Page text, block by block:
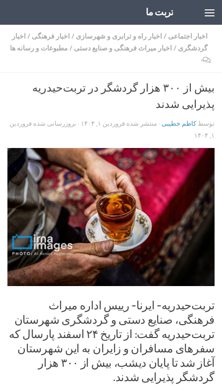
تربت ما
اخبار اجتماعی / اخبار راه و ترابری و شهرسازی / اخبار فرهنگی / اخبار
گردشگری / اخبار میراث فرهنگی و صنایع دستی / مطبوعات و رسانه ها
۰
بیش از ۳۰۰ هزار گردشگر در تربت‌حیدریه
پذیرایی شدند
توسطکاظم خطیبی · منتشر شده فروردین ۱, ۱۴۰۴ · بروزرسانی شده فروردین
۱, ۱۴۰۴
تربت‌حیدریه- ایرنا- رییس اداره میراث
فرهنگی، صنایع دستی و گردشگری شهرستان
تربت‌حیدریه گفت: از تاریخ ۲۴ اسفند پارسال که
سفرهای مسافران و زایران به این شهرستان
آغاز شد تا پایان دیشب، بیش از ۳۰۰ هزار
گردشگر پذیرایی شدند.